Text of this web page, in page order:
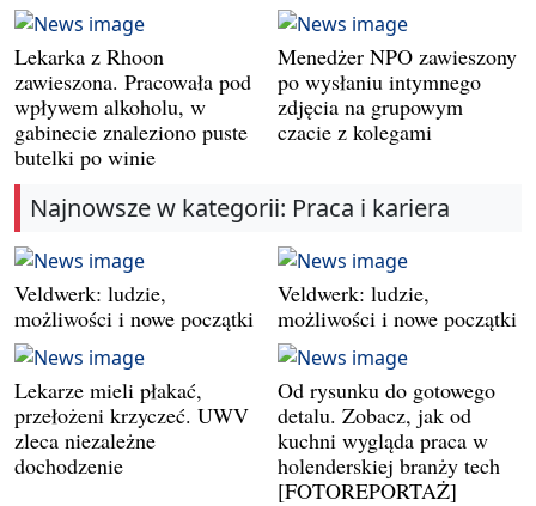
Lekarka z Rhoon
zawieszona. Pracowała pod
wpływem alkoholu, w
gabinecie znaleziono puste
butelki po winie
Menedżer NPO zawieszony
po wysłaniu intymnego
zdjęcia na grupowym
czacie z kolegami
Najnowsze w kategorii: Praca i kariera
Veldwerk: ludzie,
możliwości i nowe początki
Veldwerk: ludzie,
możliwości i nowe początki
Lekarze mieli płakać,
przełożeni krzyczeć. UWV
zleca niezależne
dochodzenie
Od rysunku do gotowego
detalu. Zobacz, jak od
kuchni wygląda praca w
holenderskiej branży tech
[FOTOREPORTAŻ]